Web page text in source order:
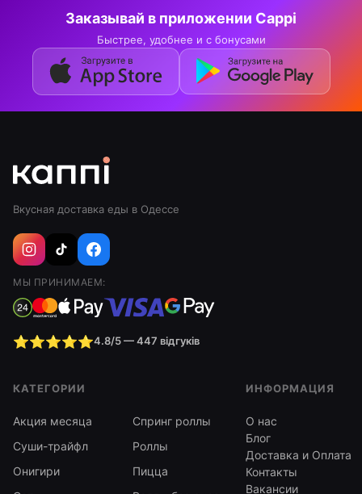
Заказывай в приложении Cappi
Быстрее, удобнее и с бонусами
Вкусная доставка еды в Одессе
МЫ ПРИНИМАЕМ:
⭐⭐⭐⭐⭐4.8/5 — 447 відгуків
КАТЕГОРИИ
Акция месяца
Спринг роллы
Суши-трайфл
Роллы
Онигири
Пицца
ИНФОРМАЦИЯ
О нас
Блог
Доставка и Оплата
Контакты
Вакансии